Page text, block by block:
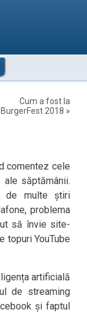
Cum a fost la
BurgerFest 2018 »
comentez cele
săptămânii.
de multe știri
problema
să învie site-
topuri YouTube
artificială
de streaming
și faptul